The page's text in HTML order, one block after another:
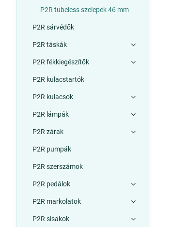
P2R tubeless szelepek 46 mm
P2R sárvédők
P2R táskák
P2R fékkiegészítők
P2R kulacstartók
P2R kulacsok
P2R lámpák
P2R zárak
P2R pumpák
P2R szerszámok
P2R pedálok
P2R markolatok
P2R sisakok